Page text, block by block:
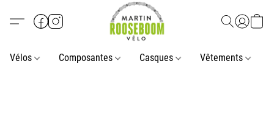
Vélos Composantes Casques Vêtements